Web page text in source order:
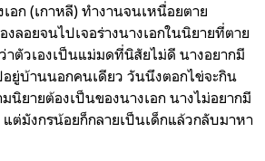
อก (เกาหลี) ทำงานจนเหนื่อยตาย
ลอยจนไปเจอร่างนางเอกในนิยายที่ตาย
าตัวเองเป็นแม่มดที่นิสัยไม่ดี นางอยากมี
ยู่บ้านนอกคนเดียว วันนึงตอกไข่จะกิน
นิยายต้องเป็นของนางเอก นางไม่อยากมี
ต่มังกรน้อยก็กลายเป็นเด็กแล้วกลับมาหา